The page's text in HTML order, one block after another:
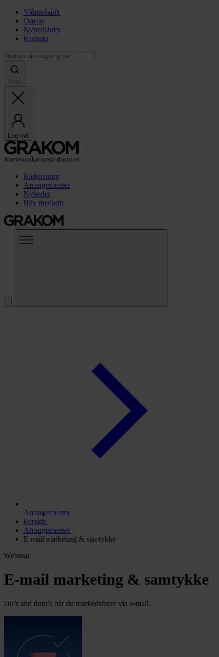
Vidensbank
Om os
Nyhedsbrev
Kontakt
Log ind
Rådgivning
Arrangementer
Nyheder
Bliv medlem
Arrangementer
Forside
Arrangementer
E-mail marketing & samtykke
Webinar
E-mail marketing & samtykke
Do’s and dont’s når du markedsfører via e-mail.